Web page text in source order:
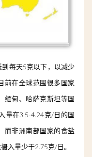
每天5克以下，以减少
前在全球范围很多国家
缅甸、哈萨克斯坦等国
量在3.5-4.24克/日的国
而非洲南部国家的食盐
入量少于2.75克/日。